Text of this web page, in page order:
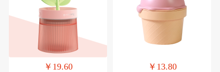
￥19.60 ￥13.80